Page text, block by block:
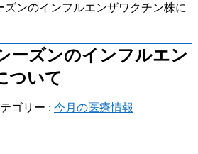
ズンのインフルエンザワクチン株に
ーズンのインフルエン
ついて
ゴリー : 今月の医療情報